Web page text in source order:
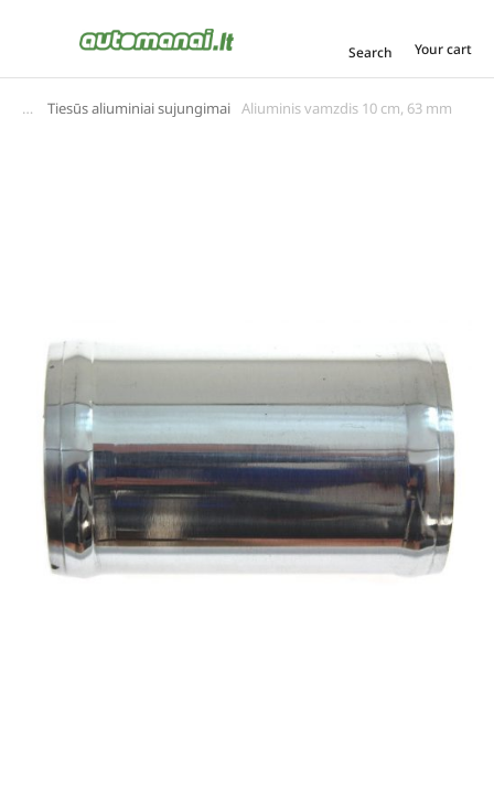
Search Your cart
You are here:
Tiesūs aliuminiai sujungimai Aliuminis vamzdis 10 cm, 63 mm